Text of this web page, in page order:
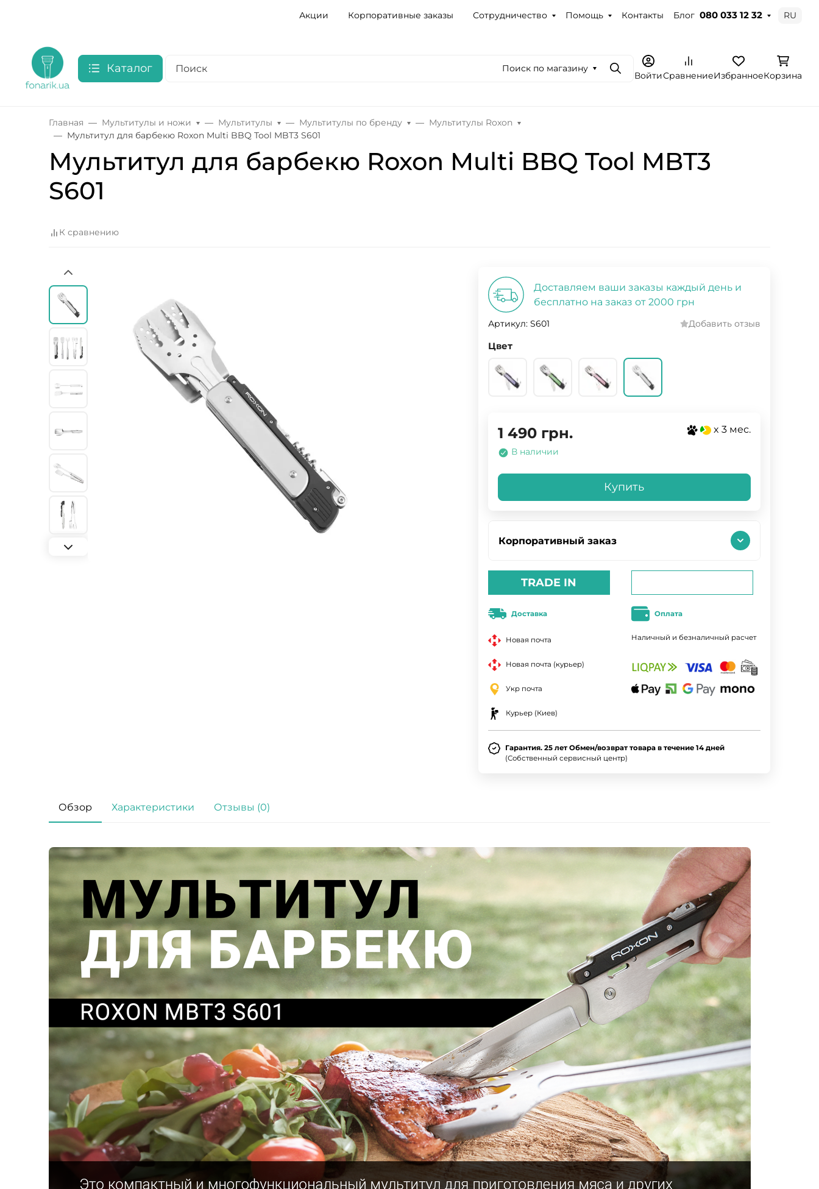
Акции Корпоративные заказы Сотрудничество Помощь Контакты Блог 080 033 12 32 RU
Каталог Поиск по магазину
ПоискВойтиСравнениеИзбранноеКорзина
Главная Мультитулы и ножи Мультитулы Мультитулы по бренду
Мультитулы Roxon
Мультитул для барбекю Roxon Multi BBQ Tool MBT3 S601
Мультитул для барбекю Roxon Multi BBQ Tool MBT3
S601
К сравнению
Доставляем ваши заказы каждый день и
бесплатно на заказ от 2000 грн
Артикул: S601 Добавить отзыв
Цвет
1 490 грн. x 3 мес.
В наличии
Купить
Корпоративный заказ
TRADE IN
Доставка
Новая почта
Новая почта (курьер)
Укр почта
Курьер (Киев)
Оплата
Наличный и безналичный расчет
Гарантия. 25 лет Обмен/возврат товара в течение 14 дней
(Собственный сервисный центр)
Обзор Характеристики Отзывы (0)